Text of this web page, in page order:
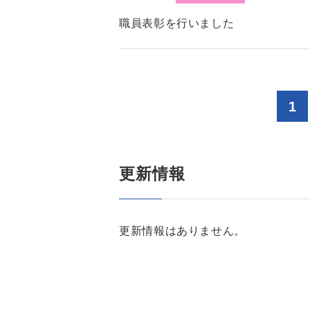
職員表彰を行いました
1
更新情報
更新情報はありません。